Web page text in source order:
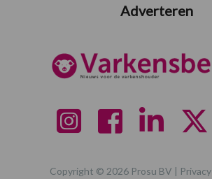
Adverteren
Copyright © 2026 Prosu BV | Privacy